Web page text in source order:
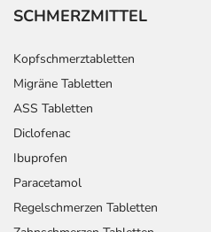
SCHMERZMITTEL
Kopfschmerztabletten
Migräne Tabletten
ASS Tabletten
Diclofenac
Ibuprofen
Paracetamol
Regelschmerzen Tabletten